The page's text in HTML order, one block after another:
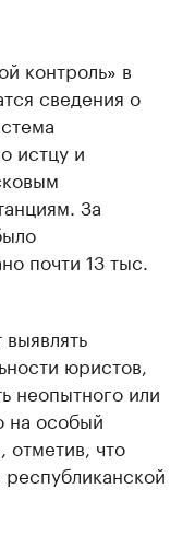
контроль» в
сведения о
истцу и
За
почти 13 тыс.
юристов,
неопытного или
на особый
отметив, что